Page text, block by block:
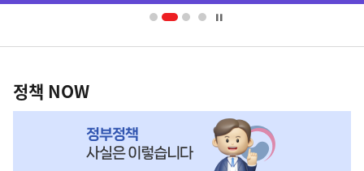
영
책
NOW,
정책 NOW